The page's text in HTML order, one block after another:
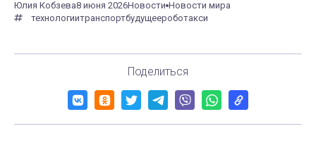
Юлия Кобзева8 июня 2026Новости Новости мира
технологиитранспортбудущеероботакси
Поделиться